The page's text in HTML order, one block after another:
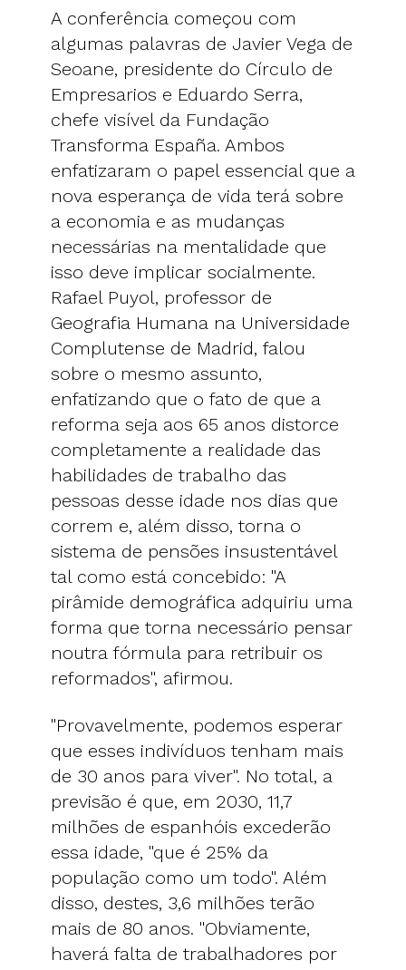
A conferência começou com
algumas palavras de Javier Vega de
Seoane, presidente do Círculo de
Empresarios e Eduardo Serra,
chefe visível da Fundação
Transforma España. Ambos
enfatizaram o papel essencial que a
nova esperança de vida terá sobre
a economia e as mudanças
necessárias na mentalidade que
isso deve implicar socialmente.
Rafael Puyol, professor de
Geografia Humana na Universidade
Complutense de Madrid, falou
sobre o mesmo assunto,
enfatizando que o fato de que a
reforma seja aos 65 anos distorce
completamente a realidade das
habilidades de trabalho das
pessoas desse idade nos dias que
correm e, além disso, torna o
sistema de pensões insustentável
tal como está concebido: "A
pirâmide demográfica adquiriu uma
forma que torna necessário pensar
noutra fórmula para retribuir os
reformados", afirmou.
"Provavelmente, podemos esperar
que esses indivíduos tenham mais
de 30 anos para viver". No total, a
previsão é que, em 2030, 11,7
milhões de espanhóis excederão
essa idade, "que é 25% da
população como um todo". Além
disso, destes, 3,6 milhões terão
mais de 80 anos. "Obviamente,
haverá falta de trabalhadores por